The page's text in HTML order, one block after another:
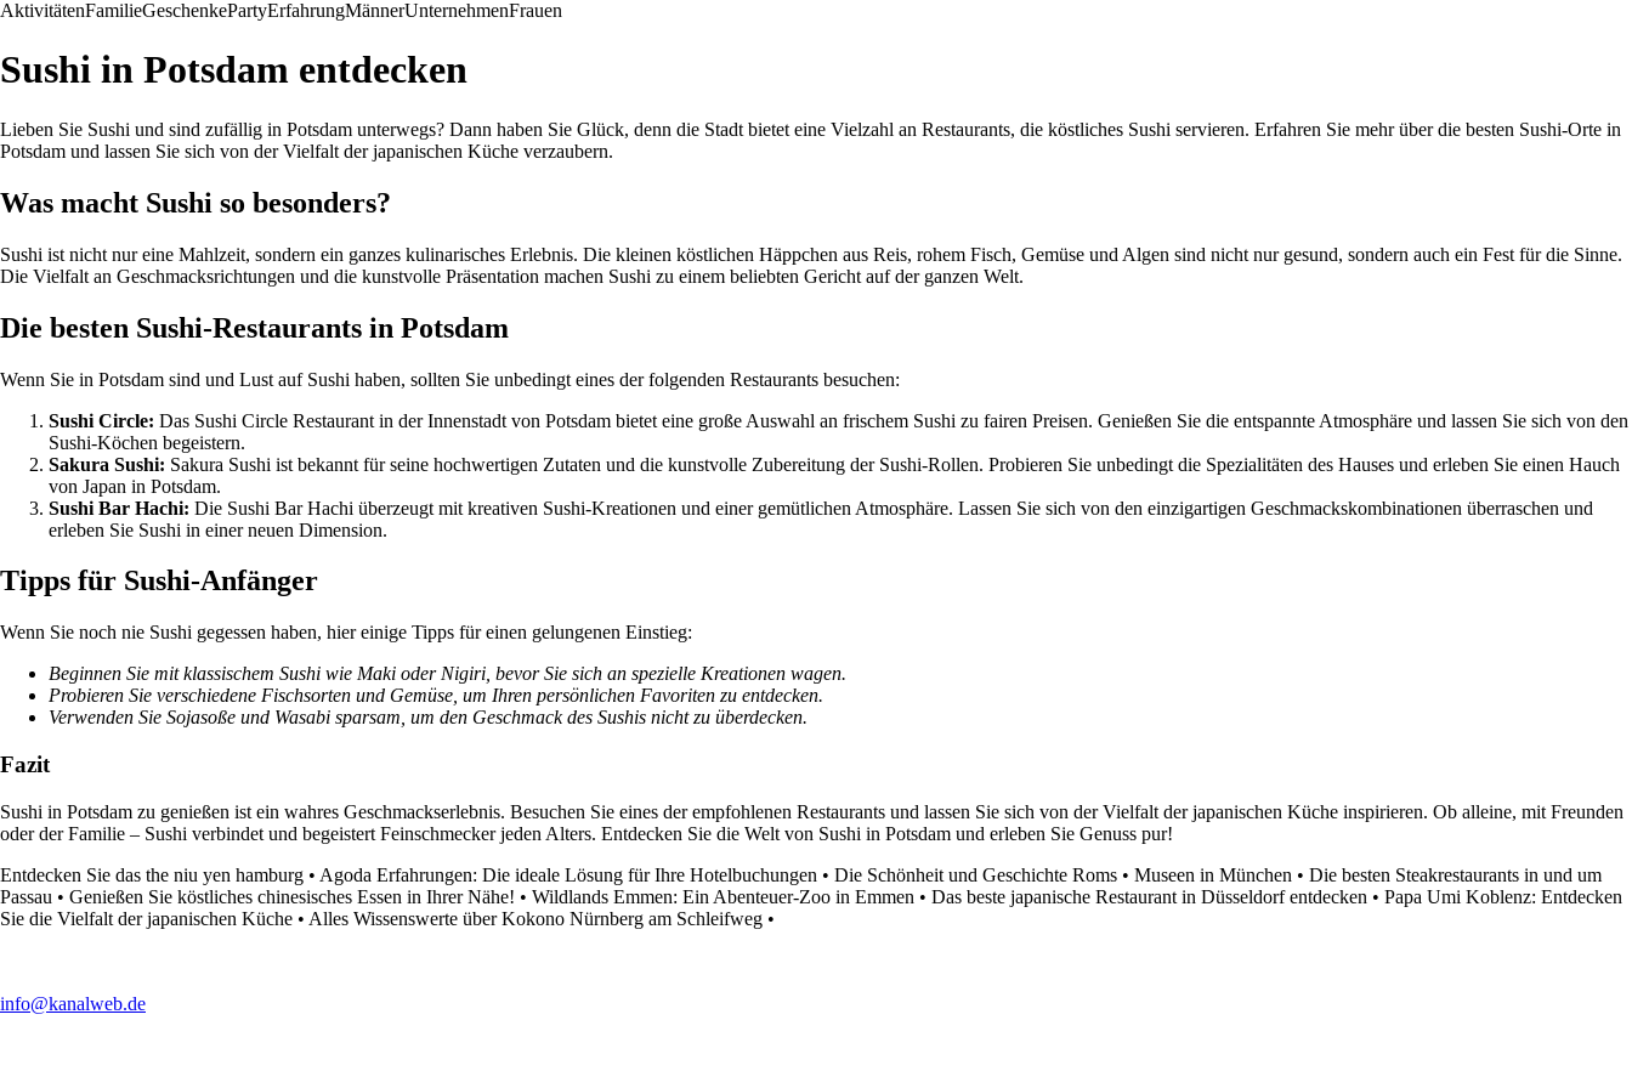
AktivitätenFamilieGeschenkePartyErfahrungMännerUnternehmenFrauen
Sushi in Potsdam entdecken
Lieben Sie Sushi und sind zufällig in Potsdam unterwegs? Dann haben Sie Glück, denn die Stadt bietet eine Vielzahl an Restaurants, die köstliches Sushi servieren. Erfahren Sie mehr über die besten Sushi-Orte in
Potsdam und lassen Sie sich von der Vielfalt der japanischen Küche verzaubern.
Was macht Sushi so besonders?
Sushi ist nicht nur eine Mahlzeit, sondern ein ganzes kulinarisches Erlebnis. Die kleinen köstlichen Häppchen aus Reis, rohem Fisch, Gemüse und Algen sind nicht nur gesund, sondern auch ein Fest für die Sinne.
Die Vielfalt an Geschmacksrichtungen und die kunstvolle Präsentation machen Sushi zu einem beliebten Gericht auf der ganzen Welt.
Die besten Sushi-Restaurants in Potsdam
Wenn Sie in Potsdam sind und Lust auf Sushi haben, sollten Sie unbedingt eines der folgenden Restaurants besuchen:
Sushi Circle: Das Sushi Circle Restaurant in der Innenstadt von Potsdam bietet eine große Auswahl an frischem Sushi zu fairen Preisen. Genießen Sie die entspannte Atmosphäre und lassen Sie sich von den
Sushi-Köchen begeistern.
Sakura Sushi: Sakura Sushi ist bekannt für seine hochwertigen Zutaten und die kunstvolle Zubereitung der Sushi-Rollen. Probieren Sie unbedingt die Spezialitäten des Hauses und erleben Sie einen Hauch
von Japan in Potsdam.
Sushi Bar Hachi: Die Sushi Bar Hachi überzeugt mit kreativen Sushi-Kreationen und einer gemütlichen Atmosphäre. Lassen Sie sich von den einzigartigen Geschmackskombinationen überraschen und
erleben Sie Sushi in einer neuen Dimension.
Tipps für Sushi-Anfänger
Wenn Sie noch nie Sushi gegessen haben, hier einige Tipps für einen gelungenen Einstieg:
Beginnen Sie mit klassischem Sushi wie Maki oder Nigiri, bevor Sie sich an spezielle Kreationen wagen.
Probieren Sie verschiedene Fischsorten und Gemüse, um Ihren persönlichen Favoriten zu entdecken.
Verwenden Sie Sojasoße und Wasabi sparsam, um den Geschmack des Sushis nicht zu überdecken.
Fazit
Sushi in Potsdam zu genießen ist ein wahres Geschmackserlebnis. Besuchen Sie eines der empfohlenen Restaurants und lassen Sie sich von der Vielfalt der japanischen Küche inspirieren. Ob alleine, mit Freunden
oder der Familie – Sushi verbindet und begeistert Feinschmecker jeden Alters. Entdecken Sie die Welt von Sushi in Potsdam und erleben Sie Genuss pur!
Entdecken Sie das the niu yen hamburg • Agoda Erfahrungen: Die ideale Lösung für Ihre Hotelbuchungen • Die Schönheit und Geschichte Roms • Museen in München • Die besten Steakrestaurants in und um
Passau • Genießen Sie köstliches chinesisches Essen in Ihrer Nähe! • Wildlands Emmen: Ein Abenteuer-Zoo in Emmen • Das beste japanische Restaurant in Düsseldorf entdecken • Papa Umi Koblenz: Entdecken
Sie die Vielfalt der japanischen Küche • Alles Wissenswerte über Kokono Nürnberg am Schleifweg •
info@kanalweb.de